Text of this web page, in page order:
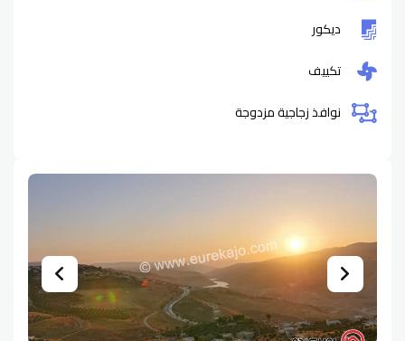
ديكور
تكييف
نوافذ زجاجية مزدوجة